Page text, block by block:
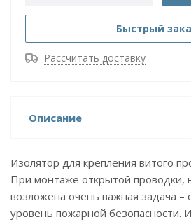
Быстрый
Рассчитать доставку
Описание
Изолятор для крепления витого
При монтаже открытой проводки,
возложена очень важная задача –
уровень пожарной безопасности.